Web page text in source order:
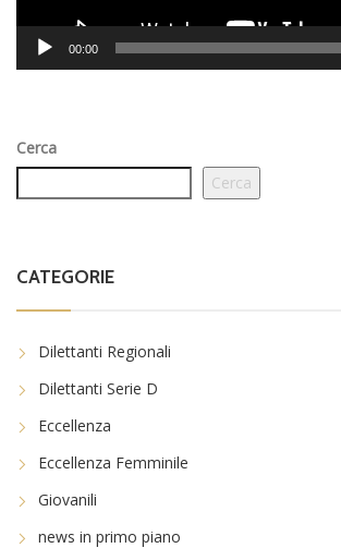
00:00
Cerca
Cerca
CATEGORIE
Dilettanti Regionali
Dilettanti Serie D
Eccellenza
Eccellenza Femminile
Giovanili
news in primo piano